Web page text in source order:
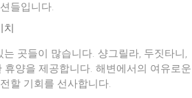
들입니다.
치
곳들이 많습니다. 샹그릴라, 두짓타니,
양을 제공합니다. 해변에서의 여유로운
할 기회를 선사합니다.